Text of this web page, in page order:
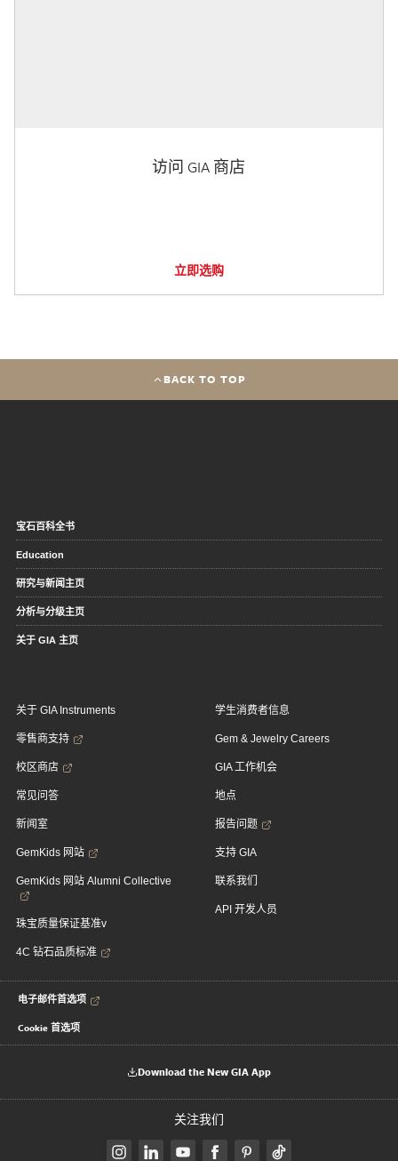
访问 GIA 商店
立即选购
BACK TO TOP
宝石百科全书
Education
研究与新闻主页
分析与分级主页
关于 GIA 主页
关于 GIA Instruments
零售商支持
校区商店
常见问答
新闻室
GemKids 网站
GemKids 网站 Alumni Collective
珠宝质量保证基准v
4C 钻石品质标准
学生消费者信息
Gem & Jewelry Careers
GIA 工作机会
地点
报告问题
支持 GIA
联系我们
API 开发人员
电子邮件首选项
Cookie 首选项
Download the New GIA App
关注我们